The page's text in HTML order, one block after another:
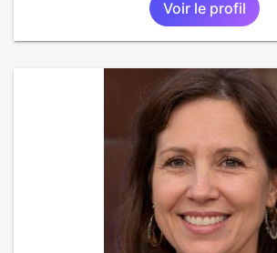
une où plusieurs ex...si vous
recherche ecrivez moi je vous
Voir le profil